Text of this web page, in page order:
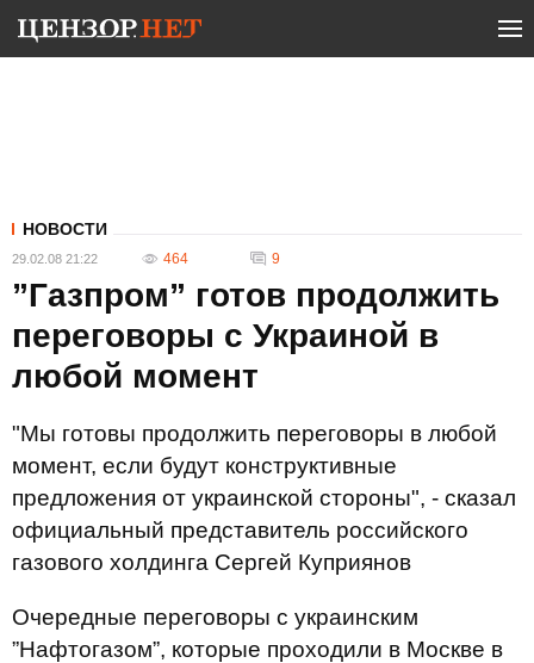
НОВОСТИ
29.02.08 21:22 464 9
”Газпром” готов продолжить
переговоры с Украиной в
любой момент
"Мы готовы продолжить переговоры в любой
момент, если будут конструктивные
предложения от украинской стороны", - сказал
официальный представитель российского
газового холдинга Сергей Куприянов
Очередные переговоры с украинским
”Нафтогазом”, которые проходили в Москве в